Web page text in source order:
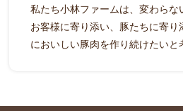
私たち小林ファームは、変わらな
お客様に寄り添い、豚たちに寄り
においしい豚肉を作り続けたいと